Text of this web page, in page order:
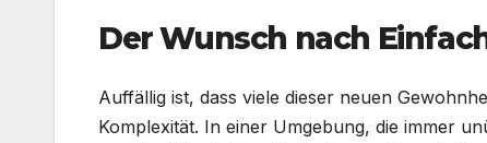
Der Wunsch nach
Auffällig ist, dass viele dieser neuen
Komplexität. In einer Umgebung, die immer